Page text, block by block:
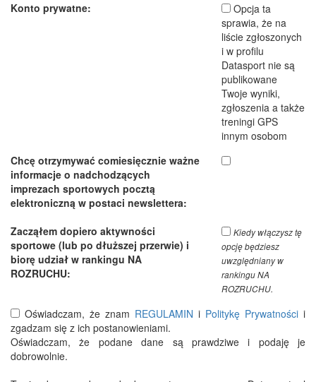
Konto prywatne:
Opcja ta
sprawia, że na
liście zgłoszonych
i w profilu
Datasport nie są
publikowane
Twoje wyniki,
zgłoszenia a także
treningi GPS
innym osobom
Chcę otrzymywać comiesięcznie ważne
informacje o nadchodzących
imprezach sportowych pocztą
elektroniczną w postaci newslettera:
Zacząłem dopiero aktywności
sportowe (lub po dłuższej przerwie) i
biorę udział w rankingu NA
ROZRUCHU:
Kiedy włączysz tę
opcję będziesz
uwzględniany w
rankingu NA
ROZRUCHU.
Oświadczam, że znam REGULAMIN i Politykę Prywatności i
zgadzam się z ich postanowieniami.
Oświadczam, że podane dane są prawdziwe i podaję je
dobrowolnie.